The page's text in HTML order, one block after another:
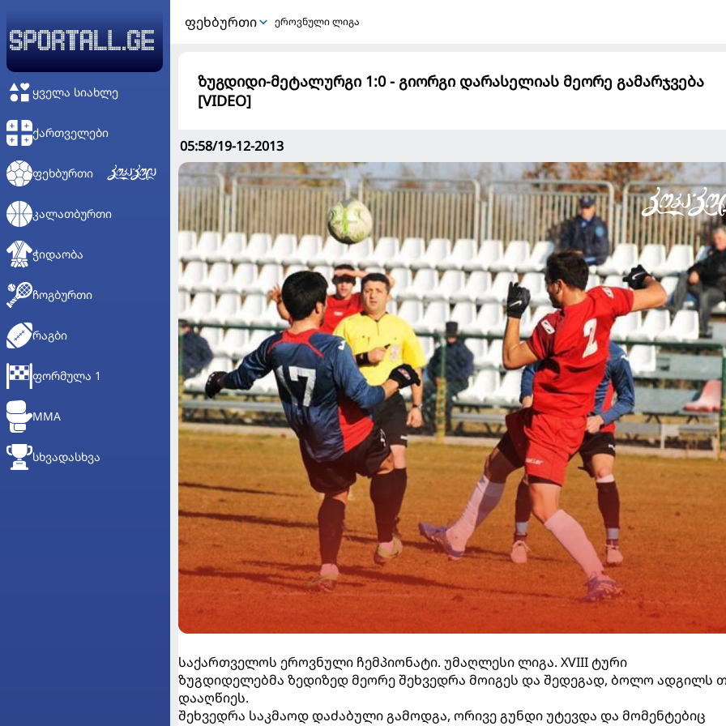
ᲧᲕᲔᲚᲐ ᲡᲘᲐᲮᲚᲔ
ᲥᲐᲠᲗᲕᲔᲚᲔᲑᲘ
ᲤᲔᲮᲑᲣᲠᲗᲘ
ᲙᲐᲚᲐᲗᲑᲣᲠᲗᲘ
ᲭᲘᲓᲐᲝᲑᲐ
ᲩᲝᲒᲑᲣᲠᲗᲘ
ᲠᲐᲒᲑᲘ
ᲤᲝᲠᲛᲣᲚᲐ 1
MMA
ᲡᲮᲕᲐᲓᲐᲡᲮᲕᲐ
ᲤᲔᲮᲑᲣᲠᲗᲘ ეროვნული ლიგა
ზუგდიდი-მეტალურგი 1:0 - გიორგი დარასელიას მეორე გამარჯვება
[VIDEO]
05:58/19-12-2013
საქართველოს ეროვნული ჩემპიონატი. უმაღლესი ლიგა. XVIII ტური
ზუგდიდელებმა ზედიზედ მეორე შეხვედრა მოიგეს და შედეგად, ბოლო ადგილს
დააღწიეს.
შეხვედრა საკმაოდ დაძაბული გამოდგა, ორივე გუნდი უტევდა და მომენტებიც